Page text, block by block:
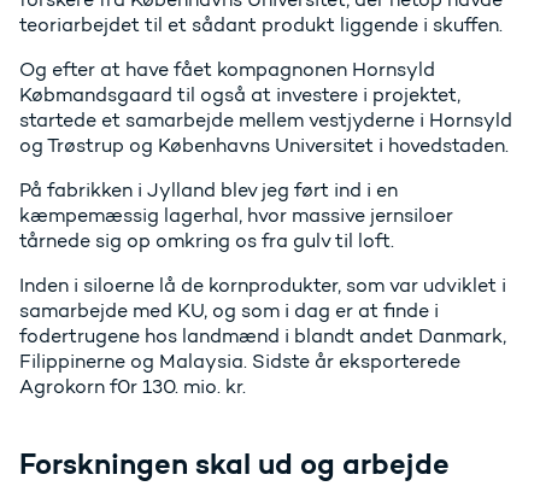
teoriarbejdet til et sådant produkt liggende i skuffen.
Og efter at have fået kompagnonen Hornsyld
Købmandsgaard til også at investere i projektet,
startede et samarbejde mellem vestjyderne i Hornsyld
og Trøstrup og Københavns Universitet i hovedstaden.
På fabrikken i Jylland blev jeg ført ind i en
kæmpemæssig lagerhal, hvor massive jernsiloer
tårnede sig op omkring os fra gulv til loft.
Inden i siloerne lå de kornprodukter, som var udviklet i
samarbejde med KU, og som i dag er at finde i
fodertrugene hos landmænd i blandt andet Danmark,
Filippinerne og Malaysia. Sidste år eksporterede
Agrokorn f0r 130. mio. kr.
Forskningen skal ud og arbejde